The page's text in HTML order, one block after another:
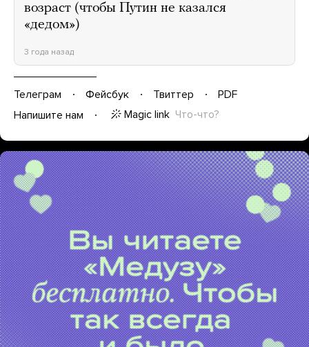
возраст (чтобы Путин не казался
«дедом»)
3 года назад
Телеграм Фейсбук Твиттер
PDF
Напишите нам
Magic link Что-что?